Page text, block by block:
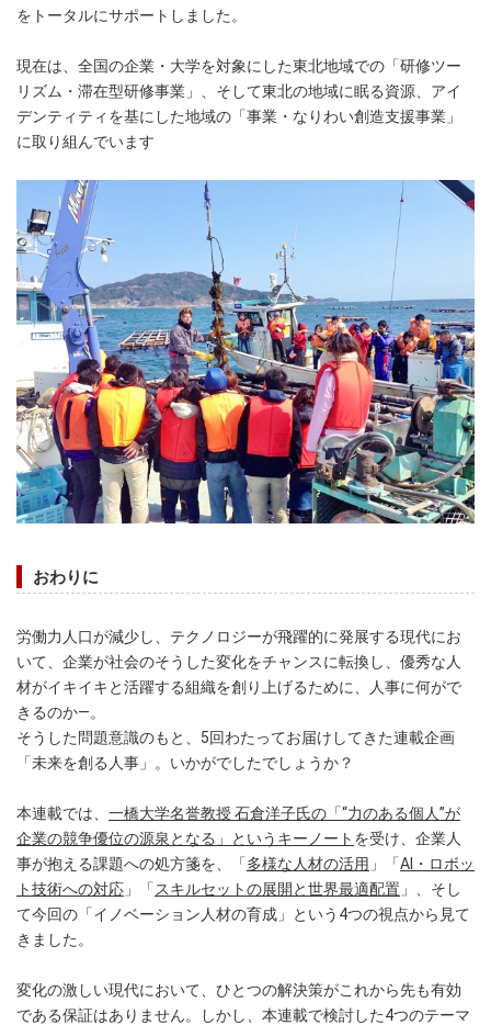
をトータルにサポートしました。
現在は、全国の企業・大学を対象にした東北地域での「研修ツー
リズム・滞在型研修事業」、そして東北の地域に眠る資源、アイ
デンティティを基にした地域の「事業・なりわい創造支援事業」
に取り組んでいます
おわりに
労働力人口が減少し、テクノロジーが飛躍的に発展する現代にお
いて、企業が社会のそうした変化をチャンスに転換し、優秀な人
材がイキイキと活躍する組織を創り上げるために、人事に何がで
きるのか―。
そうした問題意識のもと、5回わたってお届けしてきた連載企画
「未来を創る人事」。いかがでしたでしょうか？
本連載では、 一橋大学名誉教授 石倉洋子氏の「“力のある個人”が
企業の競争優位の源泉となる」というキーノート を受け、企業人
事が抱える課題への処方箋を、「多様な人材の活用 」「AI・ロボッ
ト技術への対応 」「スキルセットの展開と世界最適配置 」、そし
て今回の「イノベーション人材の育成」という4つの視点から見て
きました。
変化の激しい現代において、ひとつの解決策がこれから先も有効
である保証はありません。しかし、本連載で検討した4つのテーマ